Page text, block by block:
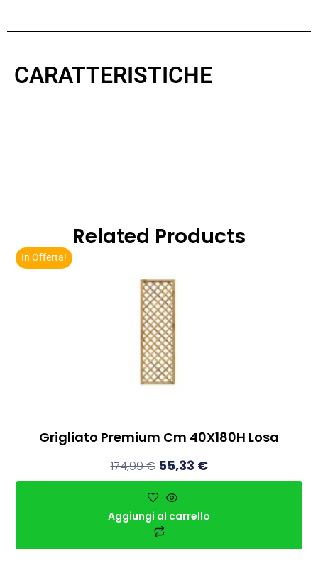
CARATTERISTICHE
Related Products
In Offerta!
Grigliato Premium Cm 40X180H Losa
174,99€ 55,33 €
Aggiungi al carrello